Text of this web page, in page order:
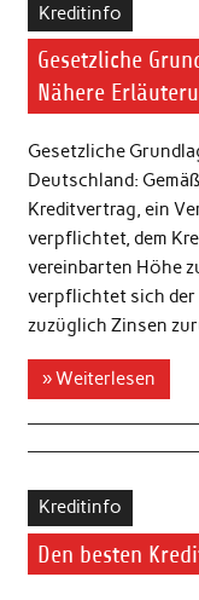
Kreditinfo
Gesetzliche
Nähere
Gesetzliche
Deutschland:
Kreditvertrag, ein
verpflichtet, dem
vereinbarten Höhe
verpflichtet sich der
zuzüglich Zinsen
» Weiterlesen
Kreditinfo
Den besten